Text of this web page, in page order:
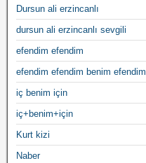
Dursun ali erzincanlı
dursun ali erzincanlı sevgili
efendim efendim
efendim efendim benim efendim
iç benim için
iç+benim+için
Kurt kizi
Naber